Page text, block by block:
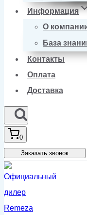
Информация
О
База
Контакты
Оплата
Доставка
0
Заказать звонок